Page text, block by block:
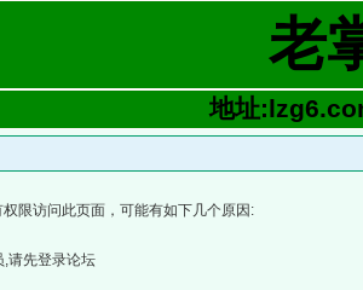
老
地址
限访问此页面，可能有如下几个原因:
,请先登录论坛